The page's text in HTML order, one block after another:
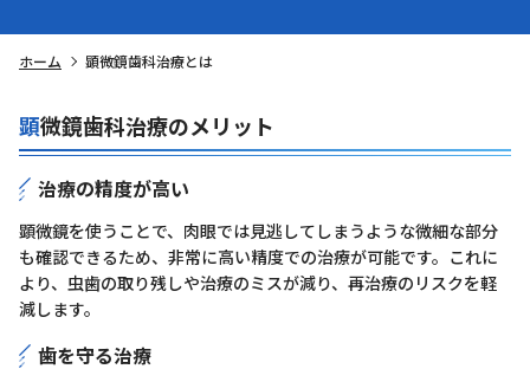
ホーム 顕微鏡歯科治療とは
顕微鏡歯科治療のメリット
治療の精度が高い
顕微鏡を使うことで、肉眼では見逃してしまうような微細な部分
も確認できるため、非常に高い精度での治療が可能です。これに
より、虫歯の取り残しや治療のミスが減り、再治療のリスクを軽
減します。
歯を守る治療